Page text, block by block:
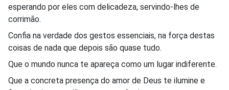
esperando por eles com delicadeza, servindo-lhes de
corrimão.
Confia na verdade dos gestos essenciais, na força destas
coisas de nada que depois são quase tudo.
Que o mundo nunca te apareça como um lugar indiferente.
Que a concreta presença do amor de Deus te ilumine e